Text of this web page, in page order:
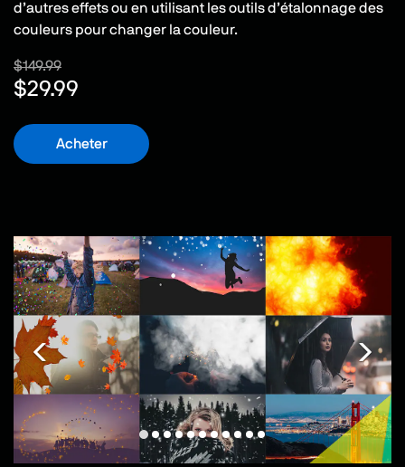
d’autres effets ou en utilisant les outils d’étalonnage des
couleurs pour changer la couleur.
$149.99
$29.99
Acheter